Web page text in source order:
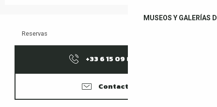
MUSEOS Y GALERÍAS
Reservas
+33 6 15 09 88
Contacter